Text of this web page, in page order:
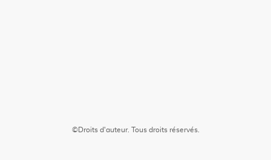
©Droits d'auteur. Tous droits réservés.